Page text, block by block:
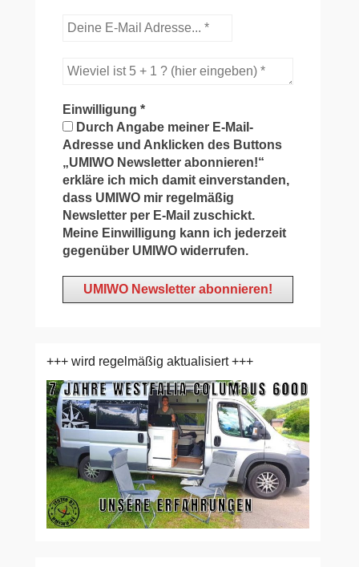
Einwilligung*
Durch Angabe meiner E-Mail-
Adresse und Anklicken des Buttons
„UMIWO Newsletter abonnieren!“
erkläre ich mich damit einverstanden,
dass UMIWO mir regelmäßig
Newsletter per E-Mail zuschickt.
Meine Einwilligung kann ich jederzeit
gegenüber UMIWO widerrufen.
+++ wird regelmäßig aktualisiert +++